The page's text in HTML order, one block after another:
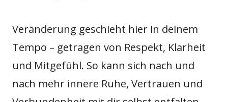
Veränderung geschieht hier in deinem
Tempo – getragen von Respekt, Klarheit
und Mitgefühl. So kann sich nach und
nach mehr innere Ruhe, Vertrauen und